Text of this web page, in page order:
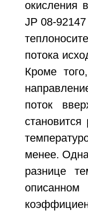
окисления
JP 08-
потока
Кроме
поток
менее.
разнице